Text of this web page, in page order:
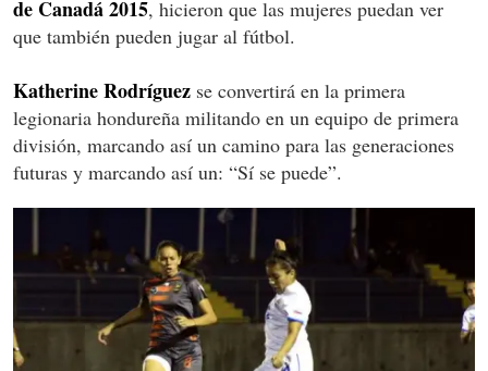
de Canadá 2015, hicieron que las mujeres puedan ver
que también pueden jugar al fútbol.
Katherine Rodríguez se convertirá en la primera
legionaria hondureña militando en un equipo de primera
división, marcando así un camino para las generaciones
futuras y marcando así un: “Sí se puede”.